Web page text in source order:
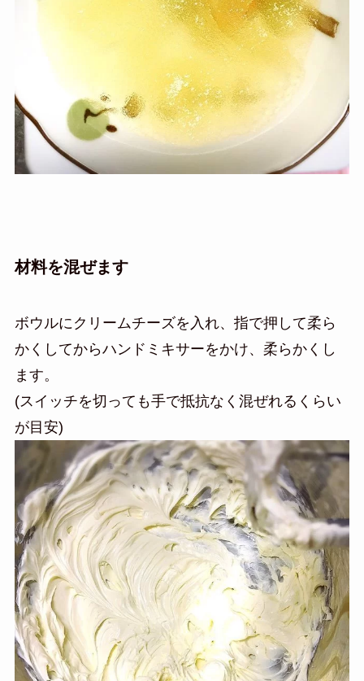
材料を混ぜます
ボウルにクリームチーズを入れ、指で押して柔ら
かくしてからハンドミキサーをかけ、柔らかくし
ます。
(スイッチを切っても手で抵抗なく混ぜれるくらい
が目安)